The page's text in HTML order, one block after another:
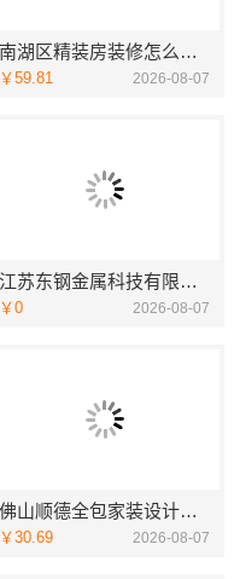
南湖区精装房装修怎么样嘉兴家美建材科技有限公司
￥59.81 2026-08-07
江苏东钢金属科技有限公司江浙沪不锈钢浴室柜加盟
￥0 2026-08-07
佛山顺德全包家装设计推荐——佛山市雅居美家装饰省心省力
￥30.69 2026-08-07